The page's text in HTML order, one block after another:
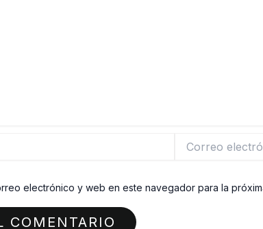
electrónico*
electrónico y web en este navegador para la